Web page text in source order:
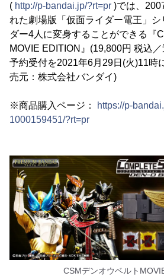
( http://p-bandai.jp/?rt=pr )では、
れた劇場版「仮面ライダー電王」シ
ダー4人に変身することができる『
MOVIE EDITION』(19,800円 税込
予約受付を2021年6月29日(火)11時
売元：株式会社バンダイ)
※商品購入ページ：
https://p-
1000159451/?rt=pr
CSMデンオウベルト